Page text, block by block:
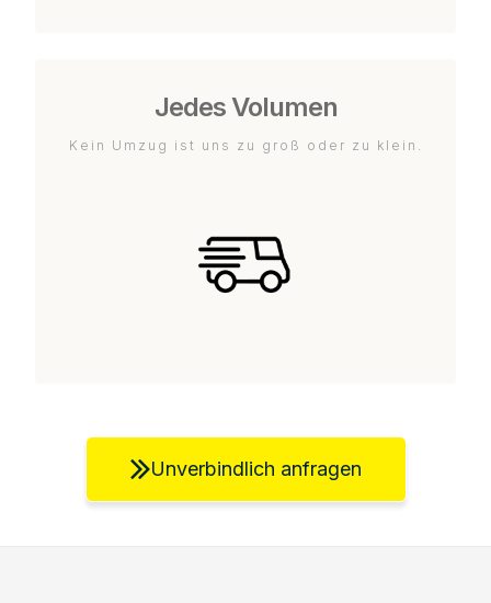
Jedes Volumen
Kein Umzug ist uns zu groß oder zu klein.
Unverbindlich anfragen